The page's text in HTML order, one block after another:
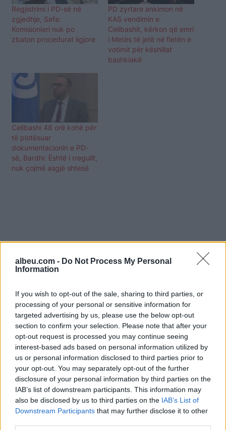
albeu.com - Do Not Process My Personal
Information
If you wish to opt-out of the sale, sharing to third parties, or
processing of your personal or sensitive information for
targeted advertising by us, please use the below opt-out
section to confirm your selection. Please note that after your
opt-out request is processed you may continue seeing
interest-based ads based on personal information utilized by
us or personal information disclosed to third parties prior to
your opt-out. You may separately opt-out of the further
disclosure of your personal information by third parties on the
IAB’s list of downstream participants. This information may
also be disclosed by us to third parties on the IAB’s List of
Downstream Participants that may further disclose it to other
Regjistrimi i PD-së në
zgjedhje, Sefa:
Komisionieri nuk po
zbaton procedurat ligjore
PD zyrtare ankimon në
KAS vendimin e
Celibashit, kërkon që emri
i Metës të jetë në fletën e
votimit për këshillat
bashkiakë
Celibashi 48 orë kohë për
të plotësuar
dokumentacionin e PD-
së, Bardhi: Është i rregullt,
nuk çojmë asgjë shtesë
Shtuarmë11.03.2023 15:06
Tags:
Saga me regjistrimin e PD-së në zgjedhje